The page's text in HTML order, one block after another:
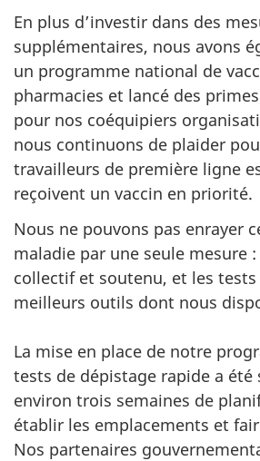
En plus d’investir dans des
supplémentaires, nous avons
un programme national de
pharmacies et lancé des
pour nos coéquipiers
nous continuons de plaider
travailleurs de première ligne
reçoivent un vaccin en priorité.
Nous ne pouvons pas enrayer
maladie par une seule mesure
collectif et soutenu, et les tests
meilleurs outils dont nous
La mise en place de notre
tests de dépistage rapide a été
environ trois semaines de
établir les emplacements et
Nos partenaires